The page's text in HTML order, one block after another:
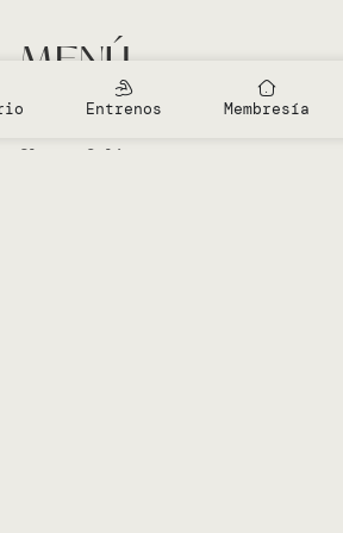
MENÚ
Entrenamientos Gratis
Clases Online
Entrenos Membresía